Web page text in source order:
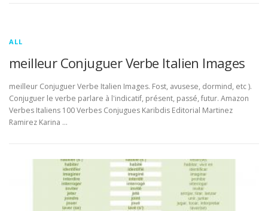
ALL
meilleur Conjuguer Verbe Italien Images
meilleur Conjuguer Verbe Italien Images. Fost, avusese, dormind, etc ).
Conjuguer le verbe parlare à l'indicatif, présent, passé, futur. Amazon
Verbes Italiens 100 Verbes Conjugues Karibdis Editorial Martinez
Ramirez Karina …